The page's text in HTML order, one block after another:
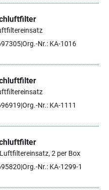
Org.-Nr.: KA-1016
Org.-Nr.: KA-1111
2 per Box
Org.-Nr.: KA-1299-1